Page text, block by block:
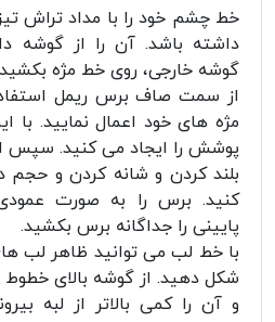
خط چشم خود را با مداد تراش
داشته باشد. آن را از گوشه
گوشه خارجی، روی خط مژه
از سمت صاف برس ریمل
مژه های خود اعمال نمایید. با
پوشش را ایجاد می کنید. سپس
بلند کردن و شانه کردن و حجم
کنید. برس را به صورت
پایینی را جداگانه برس بکشید.
با خط لب می توانید ظاهر لب
شکل دهید. از گوشه بالای
و آن را کمی بالاتر از لبه